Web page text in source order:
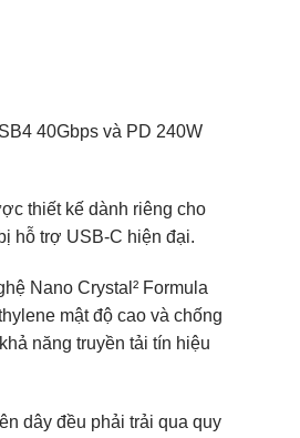
40Gbps và PD 240W
thiết kế dành riêng cho
hỗ trợ USB-C hiện đại.
Nano Crystal² Formula
mật độ cao và chống
năng truyền tải tín hiệu
dây đều phải trải qua quy